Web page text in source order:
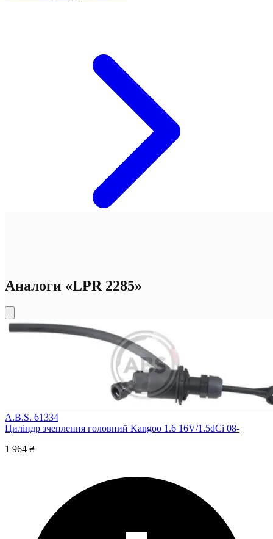
Аналоги «LPR 2285»
A.B.S. 61334
Циліндр зчеплення головний Kangoo 1.6 16V/1.5dCi 08-
1 964 ₴